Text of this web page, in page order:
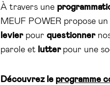
À travers une
MEUF POWER propose
levierpour questionner
parole et lutterpour une
Découvrez le programme